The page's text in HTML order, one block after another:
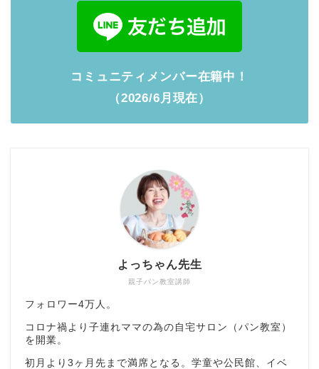
コミュニティメンバー在籍中！
（2026/6月現在）
親子パン教室講師
よっちゃん先生
フォロワー4万人。
コロナ禍より子連れママの為の自宅サロン（パン教室）
を開業。
初月より3ヶ月先まで満席となる。学童や公民館、イベ